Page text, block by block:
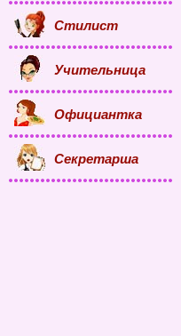
Стилист
Учительница
Официантка
Секретарша